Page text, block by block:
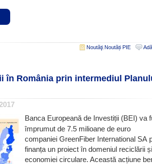
Noutăţi ,Noutăți PIE
în România prin intermediul
Banca Europeană de Investiții (BEI) va
împrumut de 7.5 milioane de euro
companiei GreenFiber International SA
finanța un proiect în domeniul reciclării
economiei circulare. Această acțiune